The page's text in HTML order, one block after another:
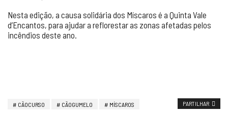
Nesta edição, a causa solidária dos Míscaros é a Quinta Vale
d’Encantos, para ajudar a reflorestar as zonas afetadas pelos
incêndios deste ano.
CÃOCURSO CÃOGUMELO MÍSCAROS PARTILHAR